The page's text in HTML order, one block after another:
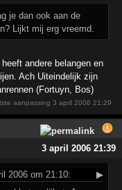
je dan ook aan de
Lijkt mij erg vreemd.
andere belangen en
Ach Uiteindelijk zijn
(Fortuyn, Bos)
aanpassing3 april 2006 21:29
3 april 2006 21:39
2006 om 21:10:
▶